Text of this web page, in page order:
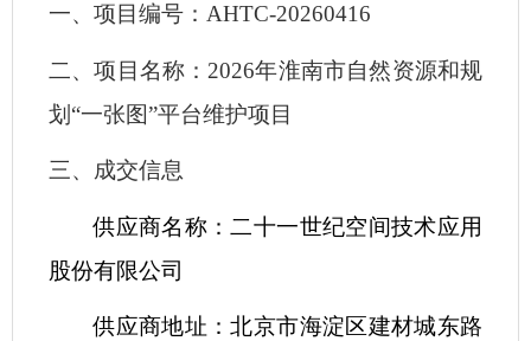
一、 项目编号 ： AHTC-20260416
二、项目名称 ： 2026年淮南市自然资源和规
划“一张图”平台维护项目
三、成交信息
供应商名称：二十一世纪空间技术应用
股份有限公司
供应商地址：北京市海淀区建材城东路